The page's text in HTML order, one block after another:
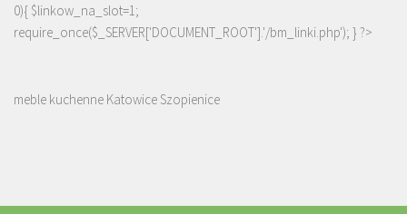
0){ $linkow_na_slot=1;
require_once($_SERVER['DOCUMENT_ROOT'].'/bm_linki.php'); } ?>
meble kuchenne Katowice Szopienice